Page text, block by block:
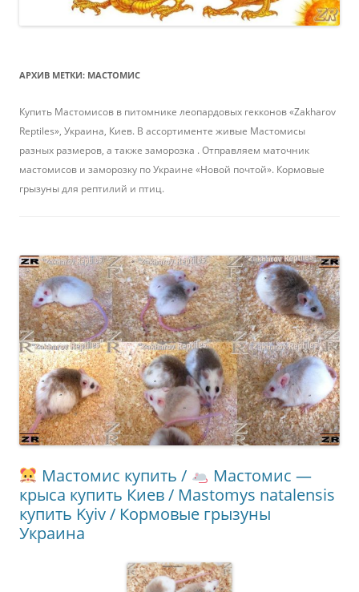
АРХИВ МЕТКИ: МАСТОМИС
Купить Мастомисов в питомнике леопардовых гекконов «Zakharov
Reptiles», Украина, Киев. В ассортименте живые Мастомисы
разных размеров, а также заморозка . Отправляем маточник
мастомисов и заморозку по Украине «Новой почтой». Кормовые
грызуны для рептилий и птиц.
Мастомис купить /
Мастомис —
крыса купить Киев / Mastomys natalensis
купить Kyiv / Кормовые грызуны
Украина